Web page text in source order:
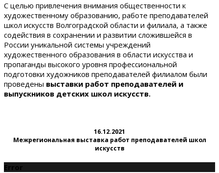
С целью привлечения внимания общественности к
художественному образованию, работе преподавателей
школ искусств Волгоградской области и филиала, а также
содействия в сохранении и развитии сложившейся в
России уникальной системы учреждений
художественного образования в области искусства и
пропаганды высокого уровня профессиональной
подготовки художников преподавателей филиалом были
проведены выставки работ преподавателей и
выпускников детских школ искусств.
16.12.2021
Межрегиональная выставка работ преподавателей школ
искусств
Error